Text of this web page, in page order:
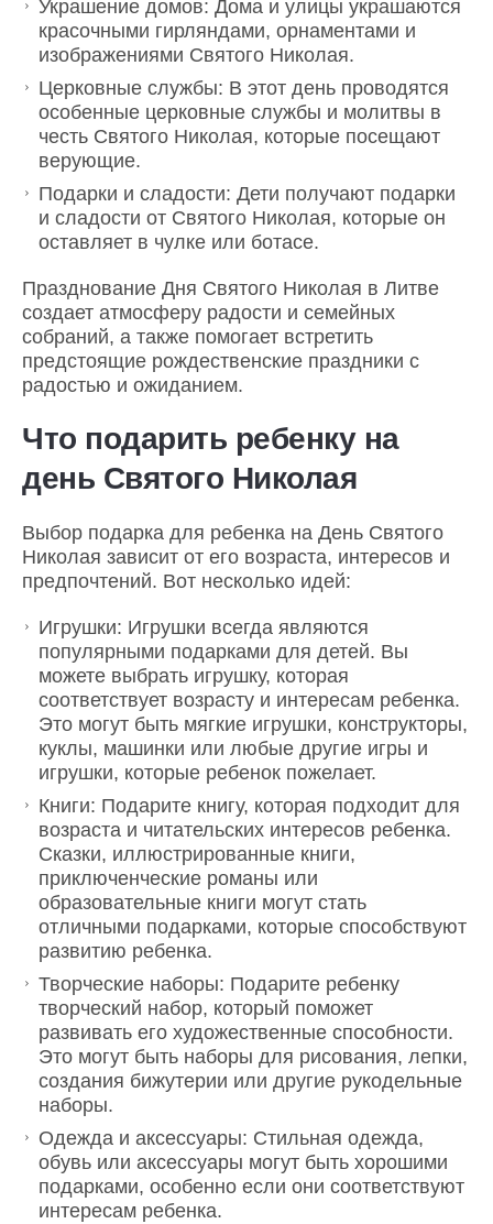
Украшение домов: Дома и улицы украшаются
красочными гирляндами, орнаментами и
изображениями Святого Николая.
Церковные службы: В этот день проводятся
особенные церковные службы и молитвы в
честь Святого Николая, которые посещают
верующие.
Подарки и сладости: Дети получают подарки
и сладости от Святого Николая, которые он
оставляет в чулке или ботасе.
Празднование Дня Святого Николая в Литве
создает атмосферу радости и семейных
собраний, а также помогает встретить
предстоящие рождественские праздники с
радостью и ожиданием.
Что подарить ребенку на
день Святого Николая
Выбор подарка для ребенка на День Святого
Николая зависит от его возраста, интересов и
предпочтений. Вот несколько идей:
Игрушки: Игрушки всегда являются
популярными подарками для детей. Вы
можете выбрать игрушку, которая
соответствует возрасту и интересам ребенка.
Это могут быть мягкие игрушки, конструкторы,
куклы, машинки или любые другие игры и
игрушки, которые ребенок пожелает.
Книги: Подарите книгу, которая подходит для
возраста и читательских интересов ребенка.
Сказки, иллюстрированные книги,
приключенческие романы или
образовательные книги могут стать
отличными подарками, которые способствуют
развитию ребенка.
Творческие наборы: Подарите ребенку
творческий набор, который поможет
развивать его художественные способности.
Это могут быть наборы для рисования, лепки,
создания бижутерии или другие рукодельные
наборы.
Одежда и аксессуары: Стильная одежда,
обувь или аксессуары могут быть хорошими
подарками, особенно если они соответствуют
интересам ребенка.